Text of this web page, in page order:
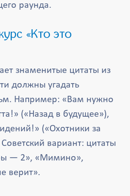
раунда.
знаменитые цитаты из
должны угадать
Например: «Вам нужно
(«Назад в будущее»),
(«Охотники за
вариант: цитаты
— 2», «Мимино»,
верит».